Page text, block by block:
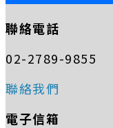
聯絡電話
02-2789-9855
聯絡我們
電子信箱